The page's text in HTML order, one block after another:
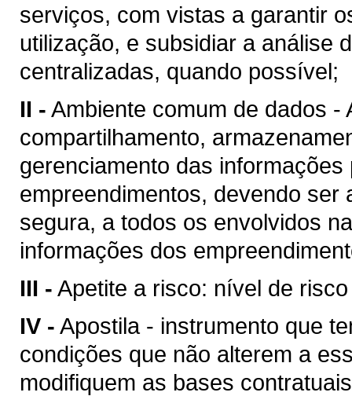
serviços, com vistas a garantir
utilização, e subsidiar a análise
centralizadas, quando possível;
II - Ambiente comum de dados
compartilhamento,
gerenciamento das
empreendimentos, devendo
segura, a todos os envolvidos
informações dos
III - Apetite a risco: nível de
IV - Apostila - instrumento que
condições que não alterem a
modifiquem as bases